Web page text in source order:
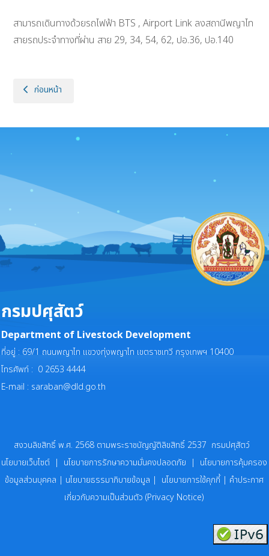
สามารถเดินทางด้วยรถไฟฟ้า BTS , Airport Link ลงสถานีพญาไท
สายรถประจำทางที่ผ่าน สาย 29, 34, 54, 62, ปอ.36, ปอ.140
เนื้อหาก่อนหน้า: แกลอรี
ก่อนหน้า
กรมปศุสัตว์
Department of Livestock Development
ที่อยู่ : 69/1 ถนนพญาไท แขวงทุ่งพญาไท เขตราชเทวี กรุงเทพฯ 10400
โทรศัพท์ : 0 2653 4444
E-mail : saraban@dld.go.th
สงวนลิขสิทธิ์ พ.ศ. 2568 ตามพระราชบัญญัติลิขสิทธิ์ 2537 กรมปศุสัตว์
นโยบายเว็บไซต์ | นโยบายการรักษาความมั่นคงปลอดภัย | นโยบายการคุ้มครอง
ข้อมูลส่วนบุคคล | นโยบายธรรมาภิบายข้อมูล | นโยบายการใช้คุกกี้ | คำประกาศ
เกี่ยวกับความเป็นส่วนตัว (Privacy Notice)